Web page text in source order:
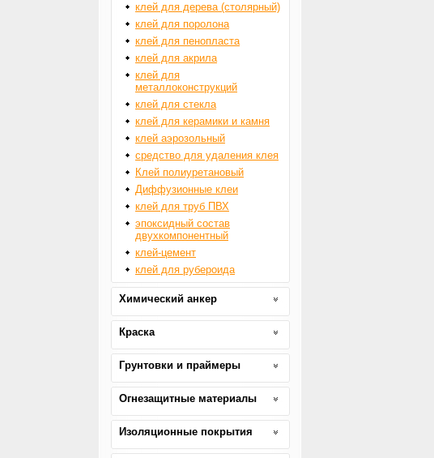
клей для дерева (столярный)
клей для поролона
клей для пенопласта
клей для акрила
клей для
металлоконструкций
клей для стекла
клей для керамики и камня
клей аэрозольный
средство для удаления клея
Клей полиуретановый
Диффузионные клеи
клей для труб ПВХ
эпоксидный состав
двухкомпонентный
клей-цемент
клей для рубероида
Химический анкер
Краска
Грунтовки и праймеры
Огнезащитные материалы
Изоляционные покрытия